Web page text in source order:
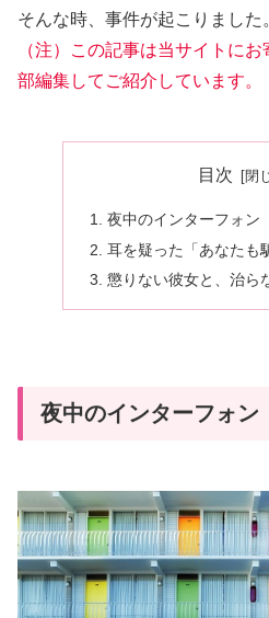
そんな時、事件が起こりました
（注）この記事は当サイトに
部編集してご紹介しています。
目次
夜中のインターフォン
耳を疑った「あなたも
懲りない彼女と、治ら
夜中のインターフォン